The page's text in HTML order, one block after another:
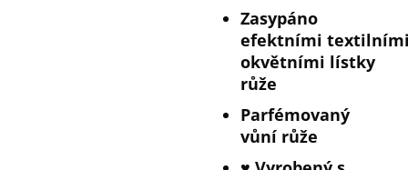
Zasypáno
efektními
okvětními lístky
růže
Parfémovaný
vůní růže